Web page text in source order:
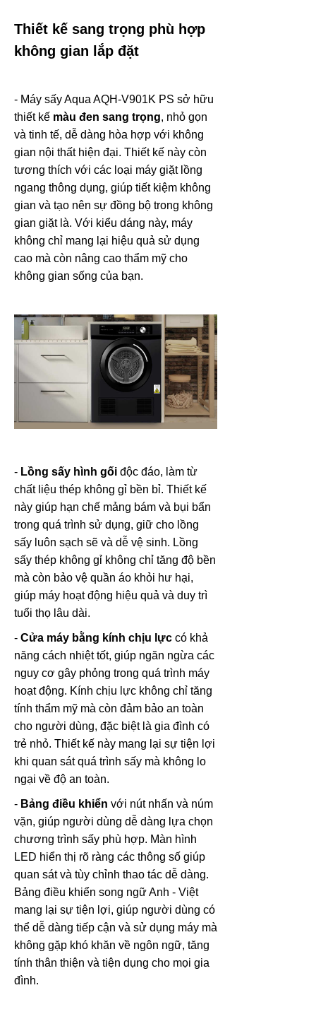
Thiết kế sang trọng phù hợp
không gian lắp đặt
- Máy sấy Aqua AQH-V901K PS sở hữu
thiết kế màu đen sang trọng, nhỏ gọn
và tinh tế, dễ dàng hòa hợp với không
gian nội thất hiện đại. Thiết kế này còn
tương thích với các loại máy giặt lồng
ngang thông dụng, giúp tiết kiệm không
gian và tạo nên sự đồng bộ trong không
gian giặt là. Với kiểu dáng này, máy
không chỉ mang lại hiệu quả sử dụng
cao mà còn nâng cao thẩm mỹ cho
không gian sống của bạn.
- Lồng sấy hình gối độc đáo, làm từ
chất liệu thép không gỉ bền bỉ. Thiết kế
này giúp hạn chế mảng bám và bụi bẩn
trong quá trình sử dụng, giữ cho lồng
sấy luôn sạch sẽ và dễ vệ sinh. Lồng
sấy thép không gỉ không chỉ tăng độ bền
mà còn bảo vệ quần áo khỏi hư hại,
giúp máy hoạt động hiệu quả và duy trì
tuổi thọ lâu dài.
- Cửa máy bằng kính chịu lực có khả
năng cách nhiệt tốt, giúp ngăn ngừa các
nguy cơ gây phỏng trong quá trình máy
hoạt động. Kính chịu lực không chỉ tăng
tính thẩm mỹ mà còn đảm bảo an toàn
cho người dùng, đặc biệt là gia đình có
trẻ nhỏ. Thiết kế này mang lại sự tiện lợi
khi quan sát quá trình sấy mà không lo
ngại về độ an toàn.
- Bảng điều khiển với nút nhấn và núm
vặn, giúp người dùng dễ dàng lựa chọn
chương trình sấy phù hợp. Màn hình
LED hiển thị rõ ràng các thông số giúp
quan sát và tùy chỉnh thao tác dễ dàng.
Bảng điều khiển song ngữ Anh - Việt
mang lại sự tiện lợi, giúp người dùng có
thể dễ dàng tiếp cận và sử dụng máy mà
không gặp khó khăn về ngôn ngữ, tăng
tính thân thiện và tiện dụng cho mọi gia
đình.